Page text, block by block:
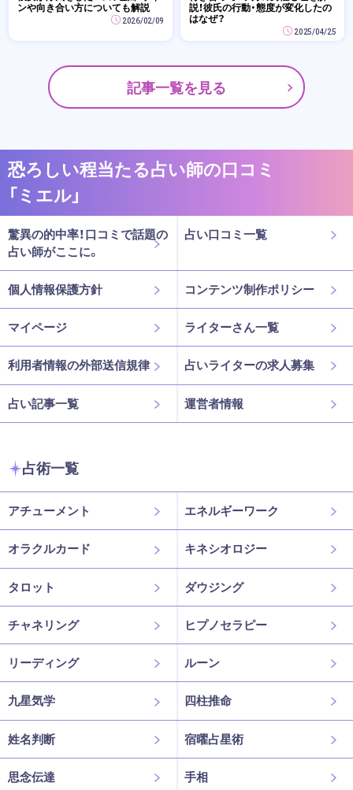
ンや向き合い方についても解説
2026/02/09
説！彼氏の行動・態度が変化したの
はなぜ？
2025/04/25
記事一覧を見る
恐ろしい程当たる占い師の口コミ
「ミエル」
驚異の的中率！口コミで話題の
占い師がここに。
占い口コミ一覧
個人情報保護方針 コンテンツ制作ポリシー
マイページ ライターさん一覧
利用者情報の外部送信規律 占いライターの求人募集
占い記事一覧 運営者情報
占術一覧
アチューメント エネルギーワーク
オラクルカード キネシオロジー
タロット ダウジング
チャネリング ヒプノセラピー
リーディング ルーン
九星気学 四柱推命
姓名判断 宿曜占星術
思念伝達 手相